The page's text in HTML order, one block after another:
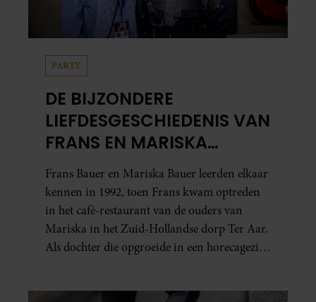
PARTY
DE BIJZONDERE
LIEFDESGESCHIEDENIS VAN
FRANS EN MARISKA
BAUER: OOK IN BED
ELKAARS EERSTE
Frans Bauer en Mariska Bauer leerden elkaar
kennen in 1992, toen Frans kwam optreden
in het café-restaurant van de ouders van
Mariska in het Zuid-Hollandse dorp Ter Aar.
Als dochter die opgroeide in een horecagezin